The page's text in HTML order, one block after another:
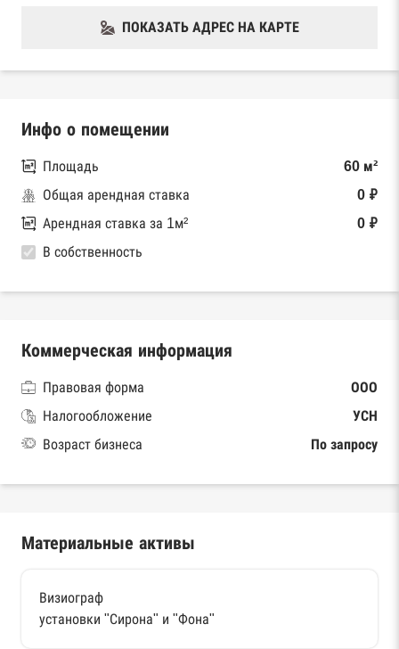
ПОКАЗАТЬ АДРЕС НА КАРТЕ
Инфо о помещении
Площадь
60 м²
Общая арендная ставка
0 ₽
Арендная ставка за 1м²
0 ₽
В собственность
Коммерческая информация
Правовая форма
ООО
Налогообложение
УСН
Возраст бизнеса
По запросу
Материальные активы
Визиограф
установки "Сирона" и "Фона"